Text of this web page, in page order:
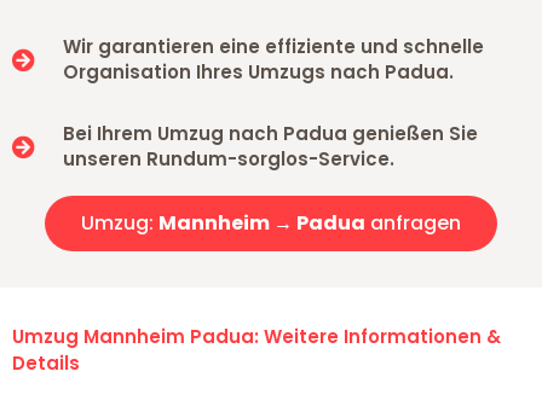
Wir garantieren eine effiziente und schnelle
Organisation Ihres Umzugs nach Padua.
Bei Ihrem Umzug nach Padua genießen Sie
unseren Rundum-sorglos-Service.
Umzug: Mannheim → Padua anfragen
Umzug Mannheim Padua: Weitere Informationen &
Details